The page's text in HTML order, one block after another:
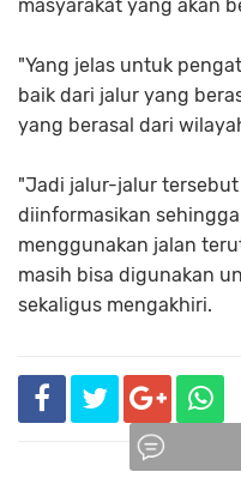
masyarakat yang akan
"Yang jelas untuk
baik dari jalur yang
yang berasal dari
"Jadi jalur-jalur
diinformasikan
menggunakan jalan
masih bisa digunakan
sekaligus mengakhiri.